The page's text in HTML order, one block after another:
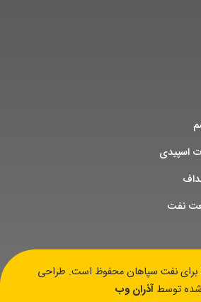
اسپیدی
نفت
کپی رایت © 2026 برای نفت سپاهان محفوظ است. طراحی
شده توسطآذران وب